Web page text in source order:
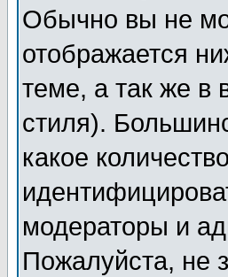
Обычно вы не
отображается
теме, а так же в
стиля).
какое
модераторы и
Пожалуйста, не